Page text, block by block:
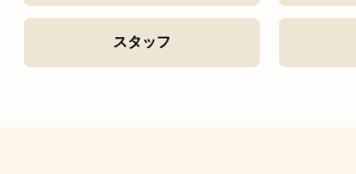
スタッフ